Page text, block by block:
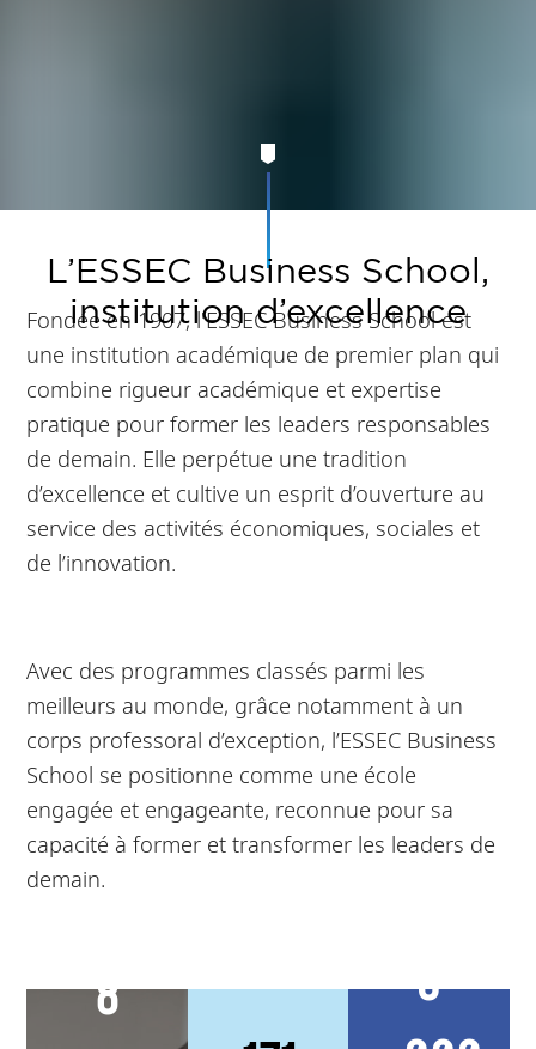
L’ESSEC Business School,
institution d’excellence
Fondée en 1907, l'ESSEC Business School est
une institution académique de premier plan qui
combine rigueur académique et expertise
pratique pour former les leaders responsables
de demain. Elle perpétue une tradition
d’excellence et cultive un esprit d’ouverture au
service des activités économiques, sociales et
de l’innovation.
Avec des programmes classés parmi les
meilleurs au monde, grâce notamment à un
corps professoral d’exception, l’ESSEC Business
School se positionne comme une école
engagée et engageante, reconnue pour sa
capacité à former et transformer les leaders de
demain.
8
5